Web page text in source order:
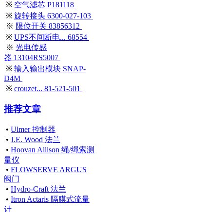
※ 空气滤芯 P181118
※ 旋转接头 6300-027-103
※ 限位开关 83856312
※ UPS不间断电... 68554
※ 光电传感
器 13104RS5007
※ 输入输出模块 SNAP-
D4M
※ crouzet... 81-521-501
推荐文章
• Ulmer 控制器
• J.E. Wood 法兰
• Hoovan Allison 绳/绳索测
量仪
• FLOWSERVE ARGUS
阀门
• Hydro-Craft 法兰
• Itron Actaris 隔膜式流量
计